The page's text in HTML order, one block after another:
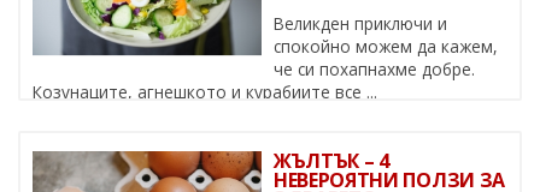
Великден приключи и
спокойно можем да кажем,
че си похапнахме добре.
Козунаците, агнешкото и курабиите все ...
ЖЪЛТЪК – 4
НЕВЕРОЯТНИ ПОЛЗИ ЗА